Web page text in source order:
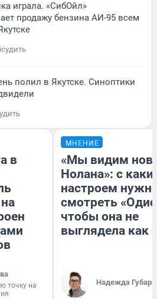
играла. «СибОйл»
продажу бензина АИ-95 всем
полил в Якутске. Синоптики
в
точку на
МНЕНИЕ
«Мы видим
Нолана»: с
настроем
смотреть
чтобы она не
выглядела как
Надежда Губарь